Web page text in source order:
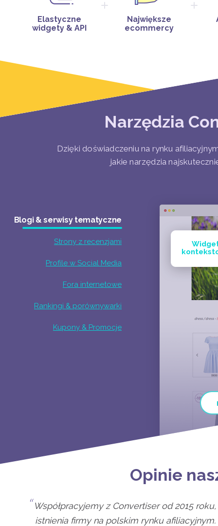
Elastyczne
widgety & API
Największe
ecommercy
Narzędzia
Dzięki doświadczeniu na rynku
jakie narzędzia
Blogi & serwisy tematyczne
Strony z recenzjami
Profile w Social Media
Fora internetowe
Rankingi & porównywarki
Kupony & Promocje
Opinie
Współpracyjemy z Convertiser od 2015
istnienia firmy na polskim rynku